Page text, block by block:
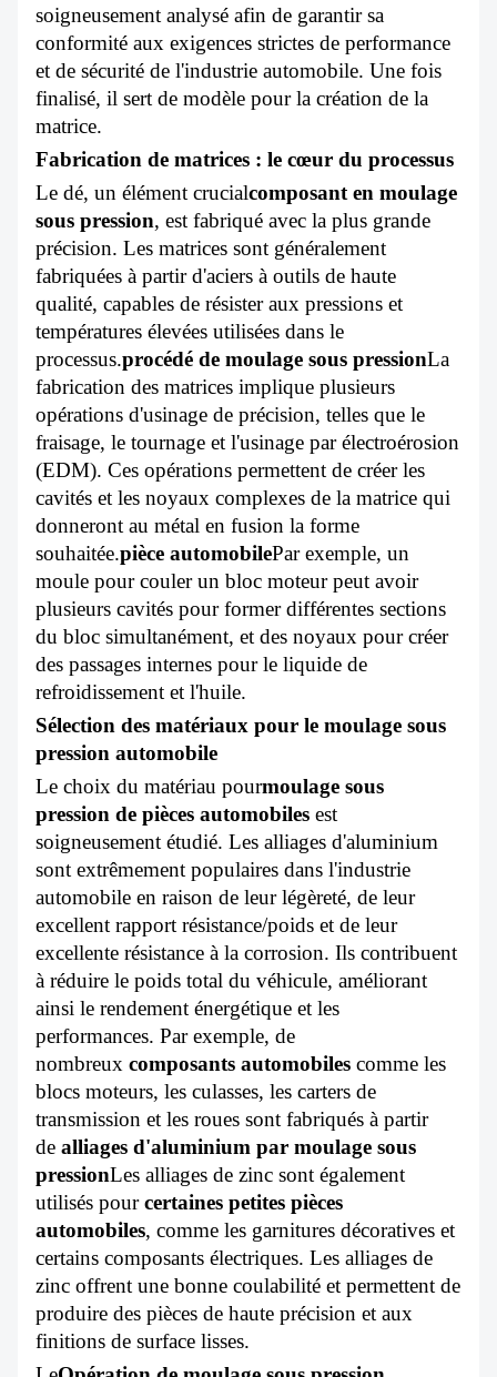
soigneusement analysé afin de garantir sa
conformité aux exigences strictes de performance
et de sécurité de l'industrie automobile. Une fois
finalisé, il sert de modèle pour la création de la
matrice.
Fabrication de matrices : le cœur du processus
Le dé, un élément crucialcomposant en moulage
sous pression, est fabriqué avec la plus grande
précision. Les matrices sont généralement
fabriquées à partir d'aciers à outils de haute
qualité, capables de résister aux pressions et
températures élevées utilisées dans le
processus.procédé de moulage sous pressionLa
fabrication des matrices implique plusieurs
opérations d'usinage de précision, telles que le
fraisage, le tournage et l'usinage par électroérosion
(EDM). Ces opérations permettent de créer les
cavités et les noyaux complexes de la matrice qui
donneront au métal en fusion la forme
souhaitée.pièce automobilePar exemple, un
moule pour couler un bloc moteur peut avoir
plusieurs cavités pour former différentes sections
du bloc simultanément, et des noyaux pour créer
des passages internes pour le liquide de
refroidissement et l'huile.
Sélection des matériaux pour le moulage sous
pression automobile
Le choix du matériau pourmoulage sous
pression de pièces automobiles est
soigneusement étudié. Les alliages d'aluminium
sont extrêmement populaires dans l'industrie
automobile en raison de leur légèreté, de leur
excellent rapport résistance/poids et de leur
excellente résistance à la corrosion. Ils contribuent
à réduire le poids total du véhicule, améliorant
ainsi le rendement énergétique et les
performances. Par exemple, de
nombreux composants automobiles comme les
blocs moteurs, les culasses, les carters de
transmission et les roues sont fabriqués à partir
de alliages d'aluminium par moulage sous
pressionLes alliages de zinc sont également
utilisés pour certaines petites pièces
automobiles, comme les garnitures décoratives et
certains composants électriques. Les alliages de
zinc offrent une bonne coulabilité et permettent de
produire des pièces de haute précision et aux
finitions de surface lisses.